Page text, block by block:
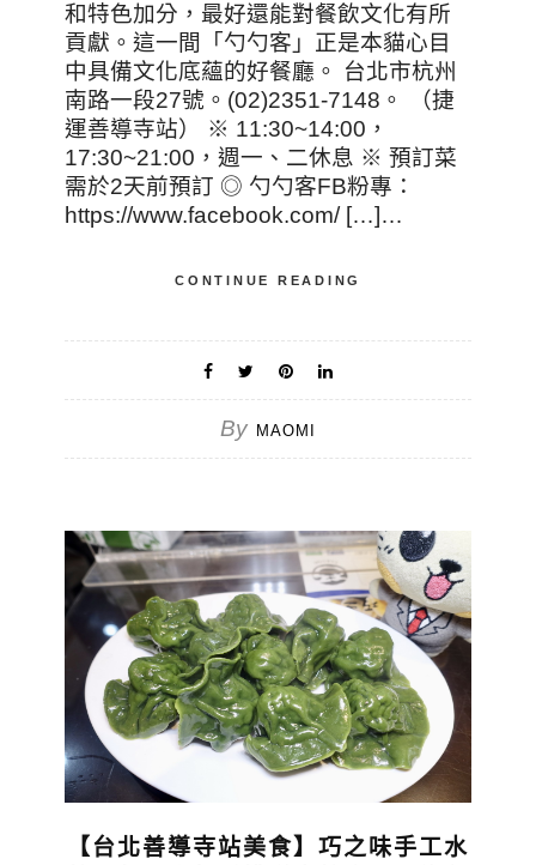
和特色加分，最好還能對餐飲文化有所
貢獻。這一間「勺勺客」正是本貓心目
中具備文化底蘊的好餐廳。 台北市杭州
南路一段27號。(02)2351-7148。 （捷
運善導寺站） ※ 11:30~14:00，
17:30~21:00，週一、二休息 ※ 預訂菜
需於2天前預訂 ◎ 勺勺客FB粉專：
https://www.facebook.com/ […]…
CONTINUE READING
By MAOMI
【台北善導寺站美食】巧之味手工水